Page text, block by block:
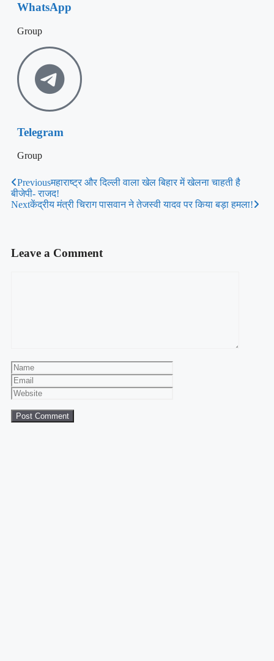
WhatsApp
Group
Telegram
Group
Previousमहाराष्ट्र और दिल्ली वाला खेल बिहार में खेलना चाहती है
बीजेपी- राजद!
Nextकेंद्रीय मंत्री चिराग पासवान ने तेजस्वी यादव पर किया बड़ा हमला!
Leave a Comment